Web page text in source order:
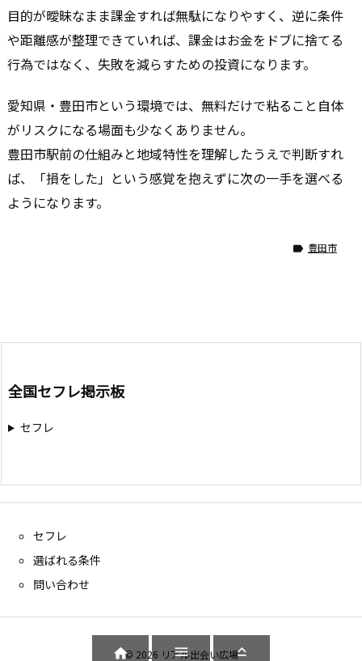
目的が曖昧なまま課金すれば無駄になりやすく、逆に条件
や距離感が整理できていれば、課金はお金をドブに捨てる
行為ではなく、失敗を減らすための投資になります。
愛知県・豊田市という環境では、無料だけで粘ること自体
がリスクになる場面も少なくありません。
豊田市駅前の仕組みと地域特性を理解したうえで判断すれ
ば、「損をした」という感覚を抱えずに次の一手を選べる
ようになります。
 豊田市
全国セフレ掲示板
セフレ
セフレ
選ばれる条件
問い合わせ
© 2026 リアル出会い広場
  